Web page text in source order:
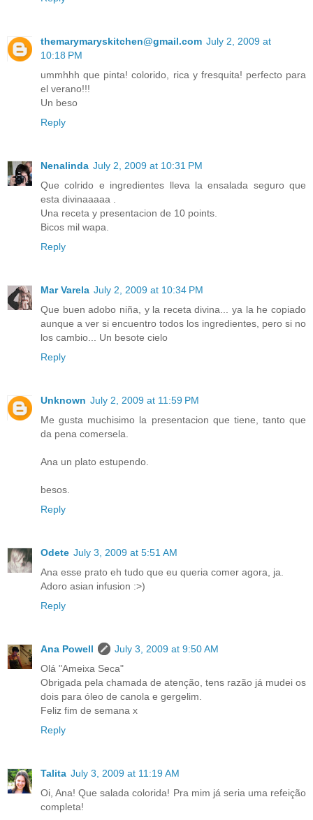
themarymaryskitchen@gmail.com July 2, 2009 at
10:18 PM
ummhhh que pinta! colorido, rica y fresquita! perfecto para
el verano!!!
Un beso
Reply
Nenalinda July 2, 2009 at 10:31 PM
Que colrido e ingredientes lleva la ensalada seguro que
esta divinaaaaa .
Una receta y presentacion de 10 points.
Bicos mil wapa.
Reply
Mar Varela July 2, 2009 at 10:34 PM
Que buen adobo niña, y la receta divina... ya la he copiado
aunque a ver si encuentro todos los ingredientes, pero si no
los cambio... Un besote cielo
Reply
Unknown July 2, 2009 at 11:59 PM
Me gusta muchisimo la presentacion que tiene, tanto que
da pena comersela.
Ana un plato estupendo.
besos.
Reply
Odete July 3, 2009 at 5:51 AM
Ana esse prato eh tudo que eu queria comer agora, ja.
Adoro asian infusion :>)
Reply
Ana Powell
July 3, 2009 at 9:50 AM
Olá "Ameixa Seca"
Obrigada pela chamada de atenção, tens razão já mudei os
dois para óleo de canola e gergelim.
Feliz fim de semana x
Reply
Talita July 3, 2009 at 11:19 AM
Oi, Ana! Que salada colorida! Pra mim já seria uma refeição
completa!